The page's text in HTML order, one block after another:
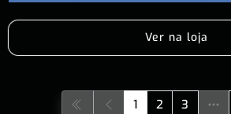
Ver na loja
1 2 3